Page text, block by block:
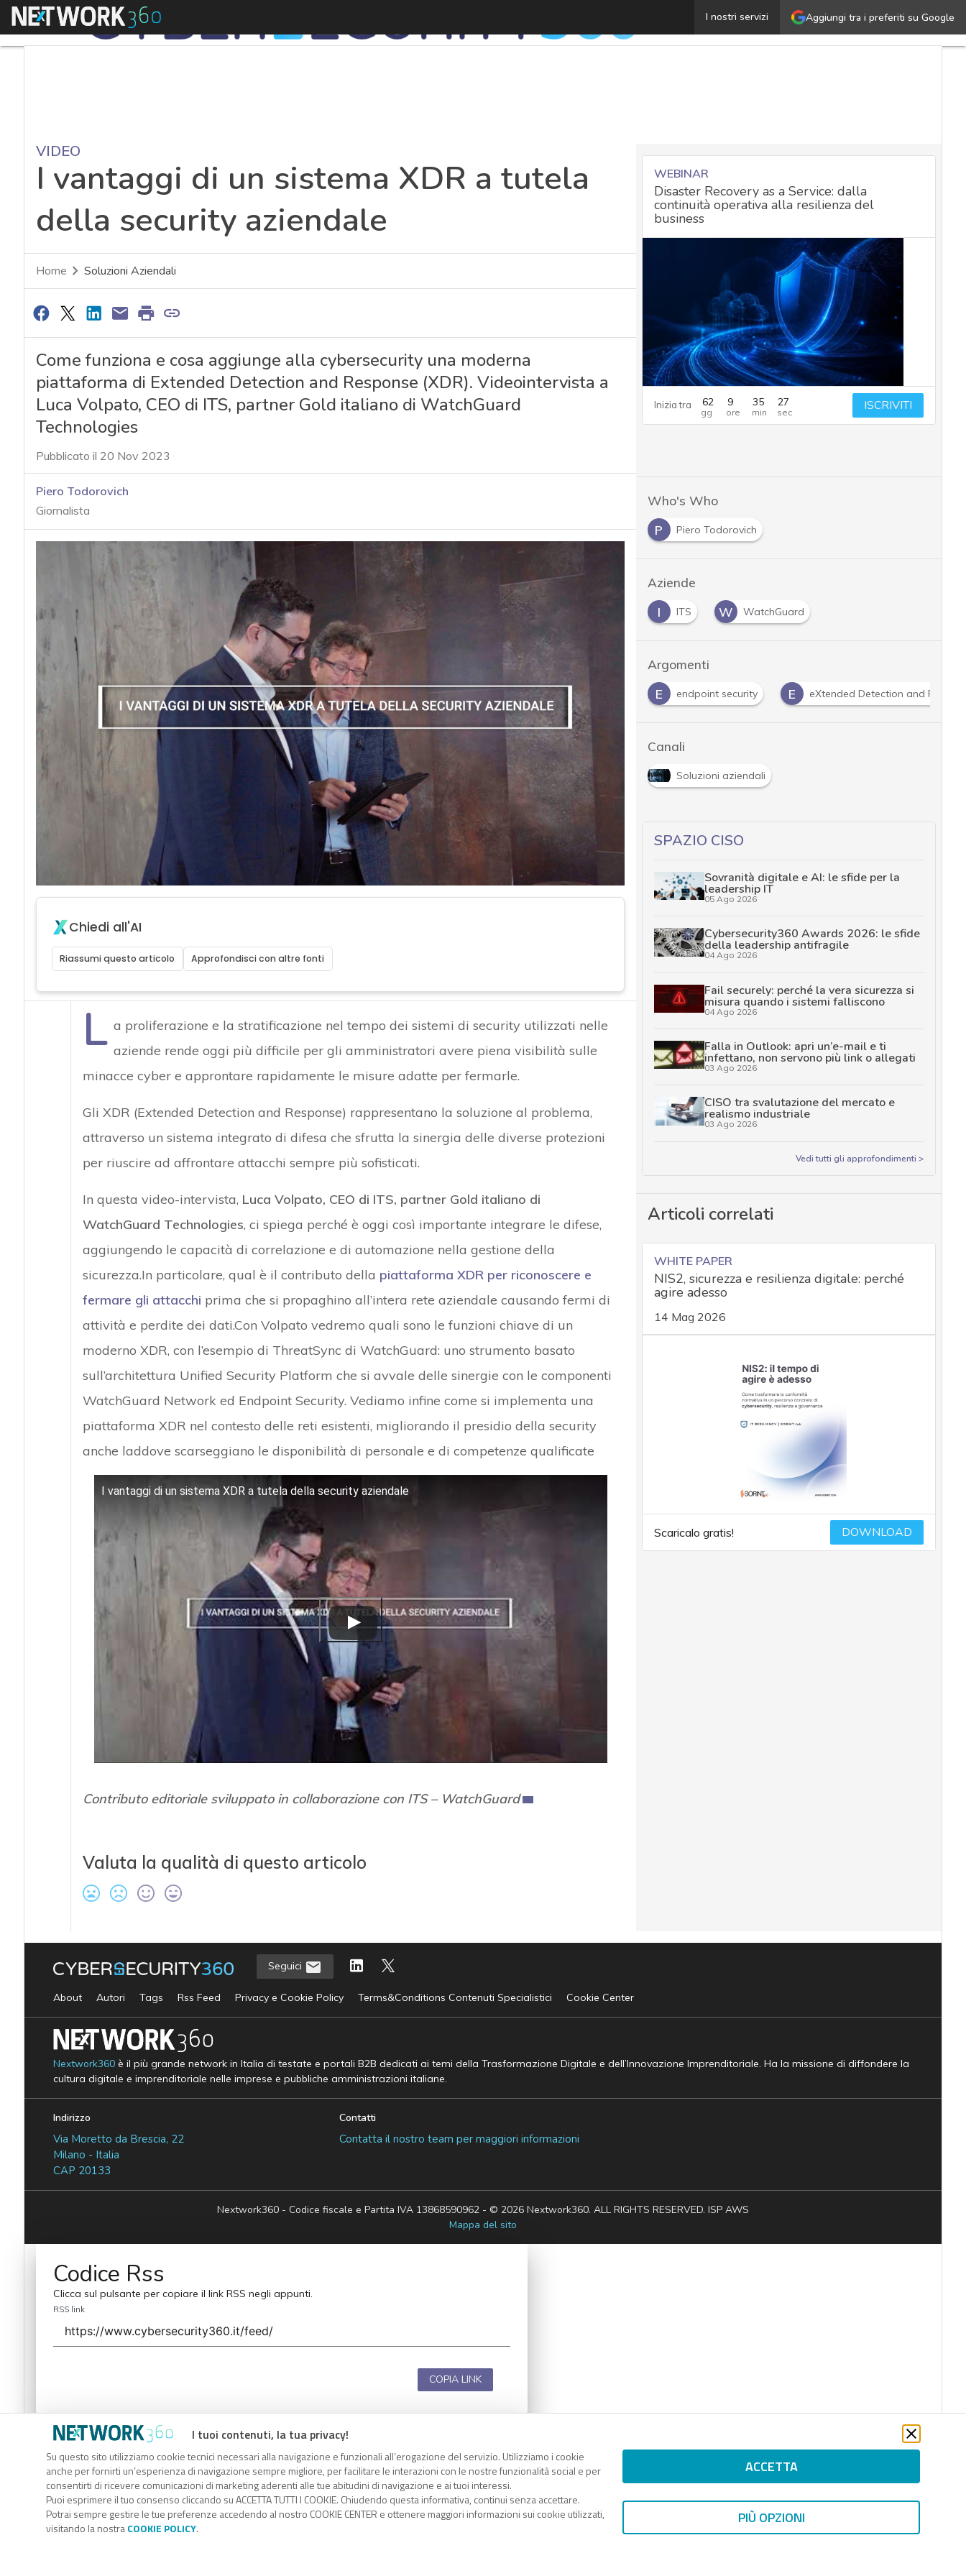
Aggiungi tra i preferiti su Google
I nostri servizi
Menu I vantaggi di un sistema XDR a tutela della security
VIDEO
I vantaggi di un sistema XDR a tutela
della security aziendale
Home Soluzioni Aziendali
Come funziona e cosa aggiunge alla cybersecurity una moderna
piattaforma di Extended Detection and Response (XDR). Videointervista a
Luca Volpato, CEO di ITS, partner Gold italiano di WatchGuard
Technologies
Pubblicato il 20 Nov 2023
Piero Todorovich
Giornalista
Chiedi all'AI
Riassumi questo articolo Approfondisci con altre fonti
L a proliferazione e la stratificazione nel tempo dei sistemi di security utilizzati nelle
aziende rende oggi più difficile per gli amministratori avere piena visibilità sulle
minacce cyber e approntare rapidamente le misure adatte per fermarle.
Gli XDR (Extended Detection and Response) rappresentano la soluzione al problema,
attraverso un sistema integrato di difesa che sfrutta la sinergia delle diverse protezioni
per riuscire ad affrontare attacchi sempre più sofisticati.
In questa video-intervista, Luca Volpato, CEO di ITS, partner Gold italiano di
WatchGuard Technologies, ci spiega perché è oggi così importante integrare le difese,
aggiungendo le capacità di correlazione e di automazione nella gestione della
sicurezza.In particolare, qual è il contributo della piattaforma XDR per riconoscere e
fermare gli attacchi prima che si propaghino all’intera rete aziendale causando fermi di
attività e perdite dei dati.Con Volpato vedremo quali sono le funzioni chiave di un
moderno XDR, con l’esempio di ThreatSync di WatchGuard: uno strumento basato
sull’architettura Unified Security Platform che si avvale delle sinergie con le componenti
WatchGuard Network ed Endpoint Security. Vediamo infine come si implementa una
piattaforma XDR nel contesto delle reti esistenti, migliorando il presidio della security
anche laddove scarseggiano le disponibilità di personale e di competenze qualificate
I vantaggi di un sistema XDR a tutela della security aziendale
Contributo editoriale sviluppato in collaborazione con ITS – WatchGuard
Valuta la qualità di questo articolo
WEBINAR
Disaster Recovery as a Service: dalla
continuità operativa alla resilienza del
business
Inizia tra 62 9 35 26 ISCRIVITI
Who's Who
P
Piero Todorovich
Aziende
I
ITS W WatchGuard
Argomenti
C
competenze E endpoint security E eXtended Detection and
Canali
Soluzioni aziendali
SPAZIO CISO
Sovranità digitale e AI: le sfide per la
leadership IT
05 Ago 2026
Cybersecurity360 Awards 2026: le sfide
della leadership antifragile
04 Ago 2026
Fail securely: perché la vera sicurezza si
misura quando i sistemi falliscono
04 Ago 2026
Falla in Outlook: apri un’e-mail e ti
infettano, non servono più link o allegati
03 Ago 2026
CISO tra svalutazione del mercato e
realismo industriale
03 Ago 2026
Vedi tutti gli approfondimenti >
Articoli correlati
WHITE PAPER
NIS2, sicurezza e resilienza digitale: perché
agire adesso
14 Mag 2026
Scaricalo gratis! DOWNLOAD
I tuoi contenuti, la tua privacy!
Su questo sito utilizziamo cookie tecnici necessari alla navigazione e funzionali all’erogazione del servizio. Utilizziamo i cookie
anche per fornirti un’esperienza di navigazione sempre migliore, per facilitare le interazioni con le nostre funzionalità social e per
consentirti di ricevere comunicazioni di marketing aderenti alle tue abitudini di navigazione e ai tuoi interessi.
Puoi esprimere il tuo consenso cliccando su ACCETTA TUTTI I COOKIE. Chiudendo questa informativa, continui senza accettare.
Potrai sempre gestire le tue preferenze accedendo al nostro COOKIE CENTER e ottenere maggiori informazioni sui cookie utilizzati,
visitando la nostraCOOKIE POLICY.
ACCETTA
PIÙ OPZIONI
Seguici
About Autori Tags Rss Feed Privacy e Cookie Policy Terms&Conditions Contenuti Specialistici Cookie Center
Nextwork360è il più grande network in Italia di testate e portali B2B dedicati ai temi della Trasformazione Digitale e dell’Innovazione Imprenditoriale. Ha la missione di diffondere la
cultura digitale e imprenditoriale nelle imprese e pubbliche amministrazioni italiane.
Indirizzo
Via Moretto da Brescia, 22
Milano - Italia
CAP 20133
Contatti
Contatta il nostro team per maggiori informazioni
Nextwork360 - Codice fiscale e Partita IVA 13868590962 - © 2026 Nextwork360. ALL RIGHTS RESERVED. ISP AWS
Mappa del sito
Codice Rss
Clicca sul pulsante per copiare il link RSS negli appunti.
RSS link
COPIA LINK
Codice Rss
Clicca sul pulsante per copiare il link RSS negli appunti.
RSS link